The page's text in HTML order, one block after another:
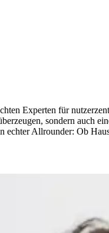
Experten für
sondern auch
Allrounder: Ob